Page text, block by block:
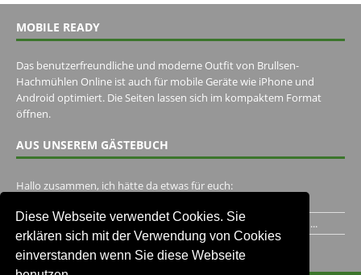
Diese Webseite verwendet Cookies. Sie
erklären sich mit der Verwendung von Cookies
einverstanden wenn Sie diese Webseite
MOBILE READY
Das benutzerfreundliche und moderne Outfit von Brullsen-
Hachmühlen Online ist auch für mobile Geräte wie iPhone und
Android optimiert. Die Seiten lassen sich im kompaktem Format
öffnen.
AUS UNSEREM GÄSTEBUCH
Hallo zusammen, ich hätte da etwas für euch:
Ich habe ein Jahr im Gasthaus Hugo Pape verbracht..Habe ihn...
Unser Gästebuch besuchen